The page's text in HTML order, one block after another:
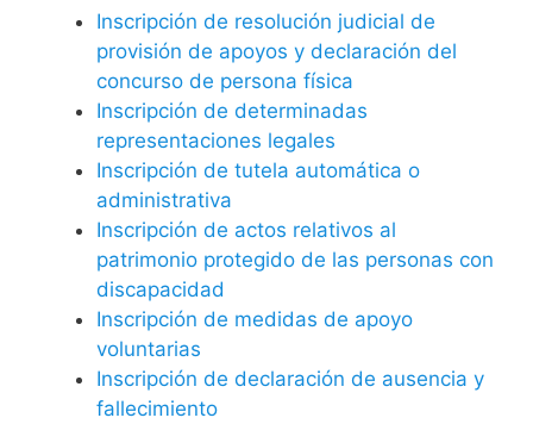
Inscripción de resolución judicial de
provisión de apoyos y declaración del
concurso de persona física
Inscripción de determinadas
representaciones legales
Inscripción de tutela automática o
administrativa
Inscripción de actos relativos al
patrimonio protegido de las personas con
discapacidad
Inscripción de medidas de apoyo
voluntarias
Inscripción de declaración de ausencia y
fallecimiento